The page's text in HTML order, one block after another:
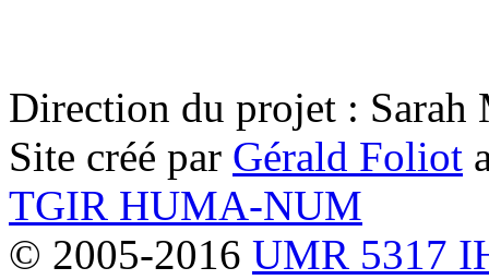
Direction du projet : Sarah
Site créé par Gérald Foliot
TGIR HUMA-NUM
© 2005-2016 UMR 5317